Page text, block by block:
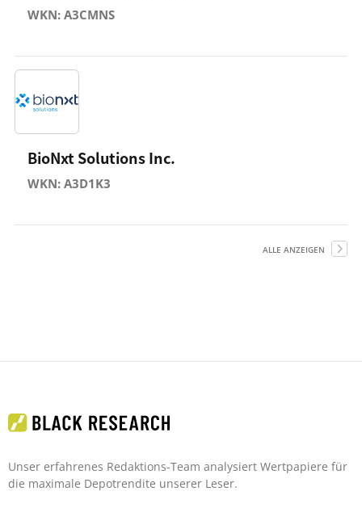
WKN: A3CMNS
BioNxt Solutions Inc.
WKN: A3D1K3
ALLE ANZEIGEN
Unser erfahrenes Redaktions-Team analysiert Wertpapiere für
die maximale Depotrendite unserer Leser.